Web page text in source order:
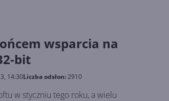
wsparcia na
bit
14:30Liczba odsłon:2910
w styczniu tego roku, a wielu